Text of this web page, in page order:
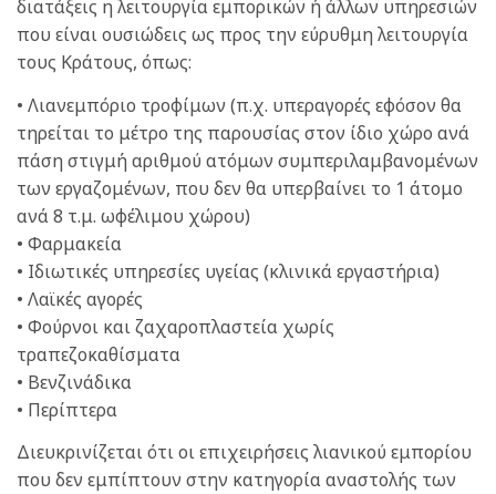
διατάξεις η λειτουργία εμπορικών ή άλλων υπηρεσιών
που είναι ουσιώδεις ως προς την εύρυθμη λειτουργία
τους Κράτους, όπως:
• Λιανεμπόριο τροφίμων (π.χ. υπεραγορές εφόσον θα
τηρείται το μέτρο της παρουσίας στον ίδιο χώρο ανά
πάση στιγμή αριθμού ατόμων συμπεριλαμβανομένων
των εργαζομένων, που δεν θα υπερβαίνει το 1 άτομο
ανά 8 τ.μ. ωφέλιμου χώρου)
• Φαρμακεία
• Ιδιωτικές υπηρεσίες υγείας (κλινικά εργαστήρια)
• Λαϊκές αγορές
• Φούρνοι και ζαχαροπλαστεία χωρίς
τραπεζοκαθίσματα
• Βενζινάδικα
• Περίπτερα
Διευκρινίζεται ότι οι επιχειρήσεις λιανικού εμπορίου
που δεν εμπίπτουν στην κατηγορία αναστολής των